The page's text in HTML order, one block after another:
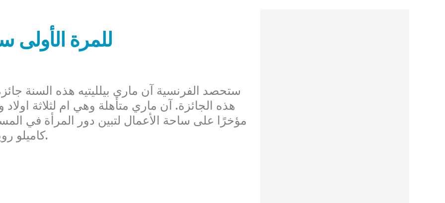
للمرة الأولى
ستحصد الفرنسية آن ماري بيلليتيه هذه السنة
هذه الجائزة. آن ماري متأهلة وهي ام لثلاثة
مؤخرًا على ساحة الأعمال لتبين دور المرأة في
كاميلو رويني وهو رئيس اللجنة العلمية للمؤسسة.